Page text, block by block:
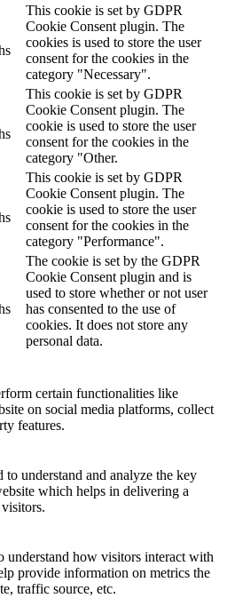
This cookie is set by GDPR
Cookie Consent plugin. The
cookies is used to store the user
consent for the cookies in the
category "Necessary".
This cookie is set by GDPR
Cookie Consent plugin. The
cookie is used to store the user
consent for the cookies in the
category "Other.
This cookie is set by GDPR
Cookie Consent plugin. The
cookie is used to store the user
consent for the cookies in the
category "Performance".
The cookie is set by the GDPR
Cookie Consent plugin and is
used to store whether or not user
has consented to the use of
cookies. It does not store any
personal data.
certain functionalities like
on social media platforms, collect
features.
to understand and analyze the key
which helps in delivering a
understand how visitors interact with
provide information on metrics the
traffic source, etc.